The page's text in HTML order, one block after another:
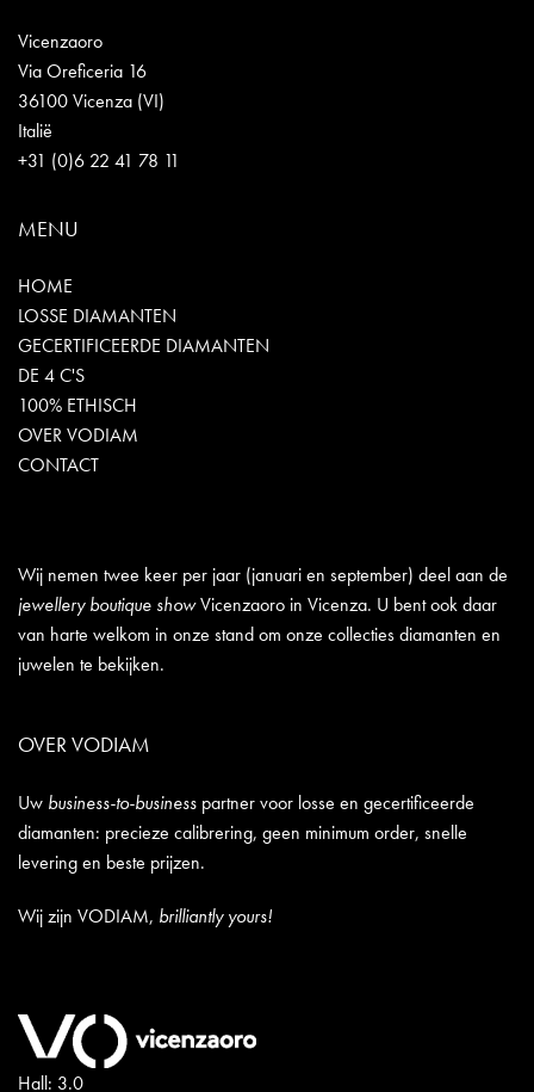
Vicenzaoro
Via Oreficeria 16
36100 Vicenza (VI)
Italië
+31 (0)6 22 41 78 11
MENU
HOME
LOSSE DIAMANTEN
GECERTIFICEERDE DIAMANTEN
DE 4 C'S
100% ETHISCH
OVER VODIAM
CONTACT
Wij nemen twee keer per jaar (januari en september) deel aan de
jewellery boutique showVicenzaoro in Vicenza. U bent ook daar
van harte welkom in onze stand om onze collecties diamanten en
juwelen te bekijken.
OVER VODIAM
Uw business-to-business partner voor losse en gecertificeerde
diamanten: precieze calibrering, geen minimum order, snelle
levering en beste prijzen.
Wij zijn VODIAM, brilliantly yours!
Hall: 3.0